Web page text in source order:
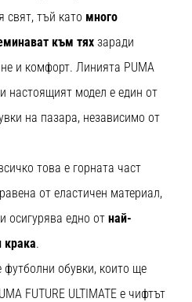
свят, тъй като много
към тях заради
и комфорт. Линията PUMA
настоящият модел е един от
на пазара, независимо от
това е горната част
от еластичен материал,
осигурява едно от най-
крака.
футболни обувки, които ще
FUTURE ULTIMATE е чифтът